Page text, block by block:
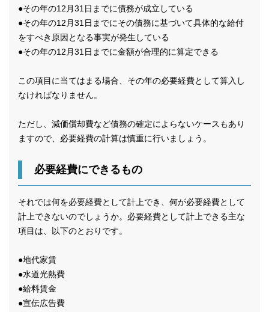
●その年の12月31日までに債務が成立している
●その年の12月31日までにその債務に基づいて具体的な給付
をすべき原因となる事実が発生している
●その年の12月31日までに金額が合理的に算定できる
この項目に当てはまる場合、その年の必要経費として算入し
なければなりません。
ただし、減価償却費など債務の確定によらないケースもあり
ますので、必要経費の計算は慎重に行いましょう。
必要経費にできるもの
それでは何を必要経費として計上でき、何が必要経費として
計上できないのでしょうか。必要経費として計上できる主な
項目は、以下のとおりです。
●地代家賃
●水道光熱費
●給料賃金
●宣伝広告費